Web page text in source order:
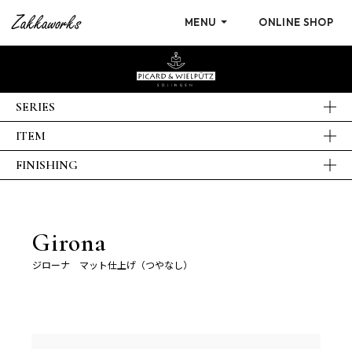
MENU ONLINE SHOP
SERIES
ITEM
FINISHING
Girona
ジローナ マット仕上げ（つやなし）